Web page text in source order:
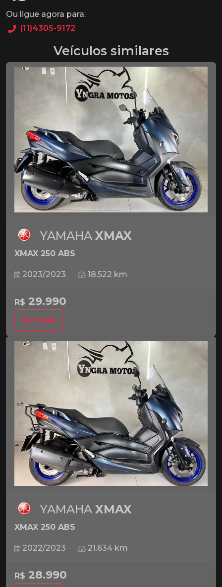
Ou ligue agora para:
(11)4305-9172
Veículos similares
YAMAHA XMAX
XMAX 250 ABS
2023/2023 18.522 km
R$ 29.990
Ver mais
YAMAHA XMAX
XMAX 250 ABS
2022/2023 21.634 km
R$ 28.990